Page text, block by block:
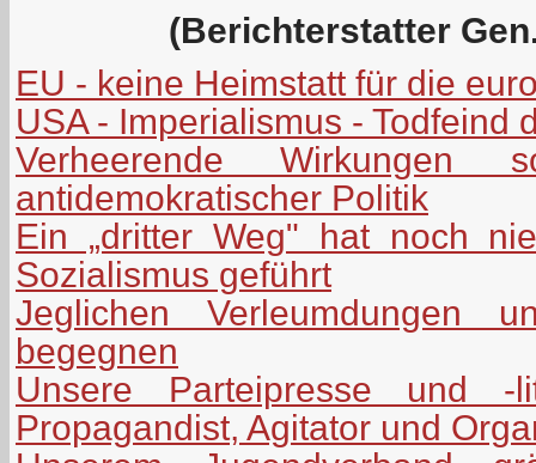
(Berichterstatter
EU - keine Heimstatt für die
USA - Imperialismus - Todfeind
Verheerende Wirkungen
antidemokratischer Politik
Ein „dritter Weg" hat noch
Sozialismus geführt
Jeglichen Verleumdungen
begegnen
Unsere Parteipresse und -
Propagandist, Agitator und